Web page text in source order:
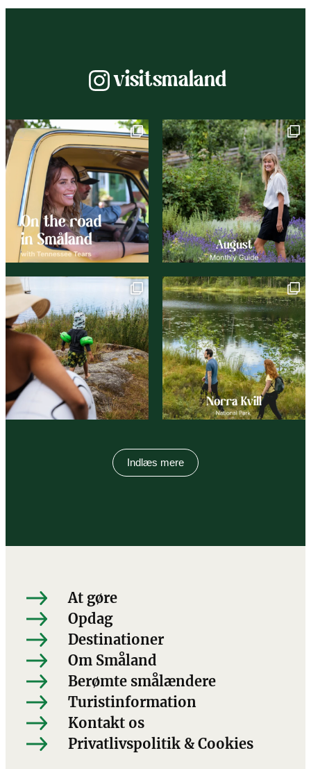
Instagram
visitsmaland
Indlæs mere
At gøre
Opdag
Destinationer
Om Småland
Berømte smålændere
Turistinformation
Kontakt os
Privatlivspolitik & Cookies